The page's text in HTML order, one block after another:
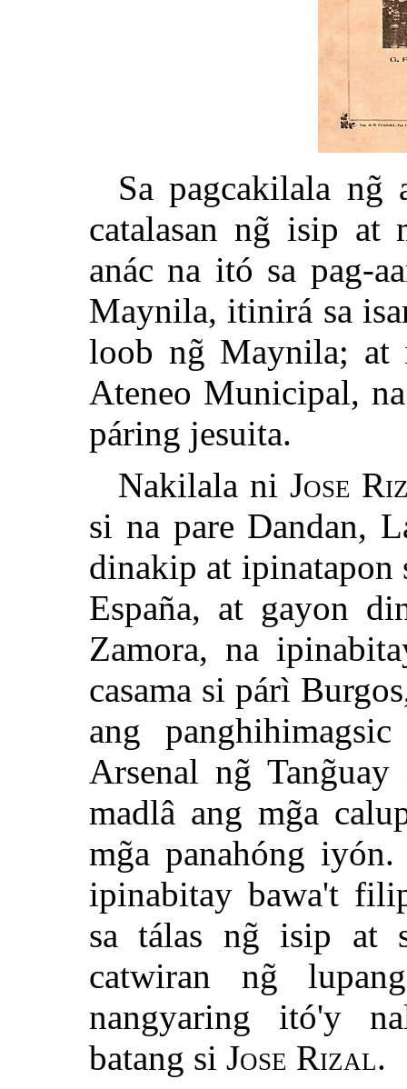
Sa pagcakilala
catalasan ng̃ isip at
anác na itó sa pag-
Maynila, itinirá sa
loob ng̃ Maynila; at
Ateneo Municipal,
páring jesuita.
Nakilala ni Jose
si na pare Dandan,
dinakip at ipinatapon
España, at gayon
Zamora, na
casama si párì
ang
Arsenal ng̃
madlâ ang mg̃a
mg̃a panahóng
ipinabitay bawa't
sa tálas ng̃ isip at
catwiran ng̃
nangyaring itó'y
batang si Jose Rizal.